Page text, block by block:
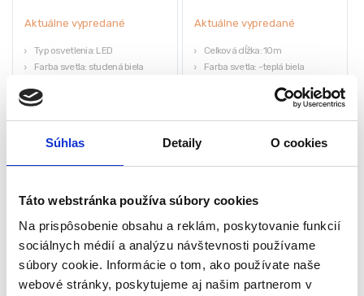
Súhlas Detaily O cookies
Táto webstránka používa súbory cookies
Na prispôsobenie obsahu a reklám, poskytovanie funkcií
sociálnych médií a analýzu návštevnosti používame
súbory cookie. Informácie o tom, ako používate naše
webové stránky, poskytujeme aj našim partnerom v
Aktuálne vypredané
Typ osvetlenia: LED
Farba svetla: studená biela
Celková dĺžka: 51,6 m
32,55€
Aktuálne vypredané
Celková dĺžka: 10m
Farba svetla: -teplá biela
6,20